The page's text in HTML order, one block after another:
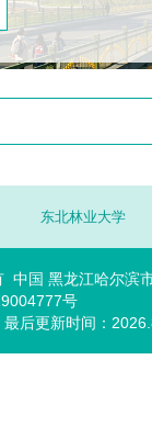
东北林业大学
中国 黑龙江哈尔滨
号
最后更新时间： 2026.